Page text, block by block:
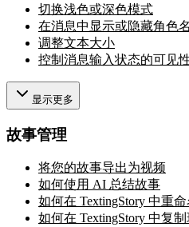
切换浅色或深色模式
在消息中显示或隐藏角色
调整文本大小
控制消息输入状态的可见
显示更多
故事管理
将您的故事导出为视频
如何使用 AI 总结故事
如何在 TextingStory 中重
如何在 TextingStory 中复